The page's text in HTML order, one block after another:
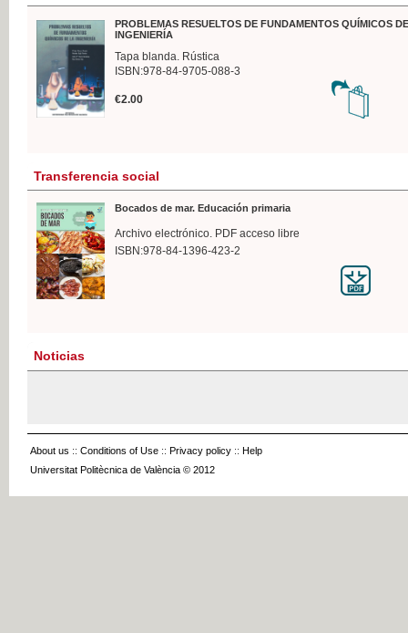
PROBLEMAS RESUELTOS DE FUNDAMENTOS QUÍMICOS
INGENIERÍA
Tapa blanda. Rústica
ISBN:978-84-9705-088-3
€2.00
Transferencia social
Bocados de mar. Educación primaria
Archivo electrónico. PDF acceso libre
ISBN:978-84-1396-423-2
Noticias
About us :: Conditions of Use :: Privacy policy :: Help
Universitat Politècnica de València © 2012